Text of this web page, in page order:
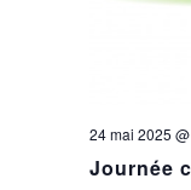
24 mai 2025
Journée